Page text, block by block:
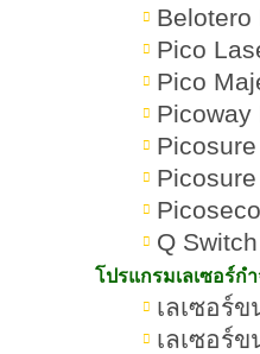
Belotero
Pico
Pico
Picoway
Q
โปรแกรมเลเซอร์ก
เลเซอร์ข
เลเซอร์
»
โปรแกรม
ยกกระชับ
ใบหน้า